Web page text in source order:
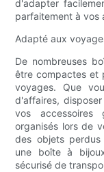
d'adapter
parfaitement à vos
Adapté aux
De nombreuses
être compactes et
voyages. Que
d'affaires,
vos
organisés lors de
des objets
une boîte à
sécurisé de